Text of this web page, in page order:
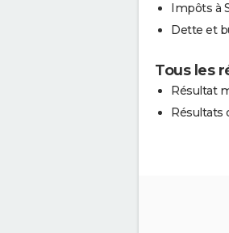
Impôts à
Dette et
Tous les
Résultat
Résultats